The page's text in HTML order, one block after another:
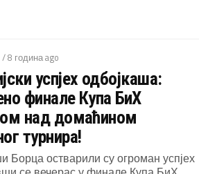
/ 8 година ago
успјех одбојкаша:
финале Купа БиХ
над домаћином
турнира!
Борца остварили су огроман успјех